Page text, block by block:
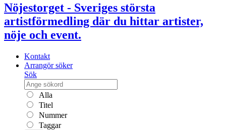
Nöjestorget - Sveriges största
artistförmedling där du hittar artister,
nöje och event.
Kontakt
Arrangör söker
Sök
Alla
Titel
Nummer
Taggar